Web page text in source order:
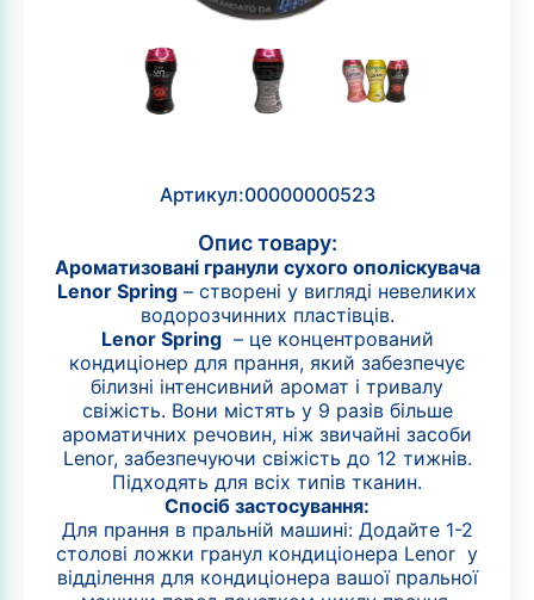
Артикул:00000000523
Опис товару:
Ароматизовані гранули сухого ополіскувача
Lenor Spring – створені у вигляді невеликих
водорозчинних пластівців.
Lenor Spring– це концентрований
кондиціонер для прання, який забезпечує
білизні інтенсивний аромат і тривалу
свіжість. Вони містять у 9 разів більше
ароматичних речовин, ніж звичайні засоби
Lenor, забезпечуючи свіжість до 12 тижнів.
Підходять для всіх типів тканин.
Спосіб застосування:
Для прання в пральній машині: Додайте 1-2
столові ложки гранул кондиціонера Lenor у
відділення для кондиціонера вашої пральної